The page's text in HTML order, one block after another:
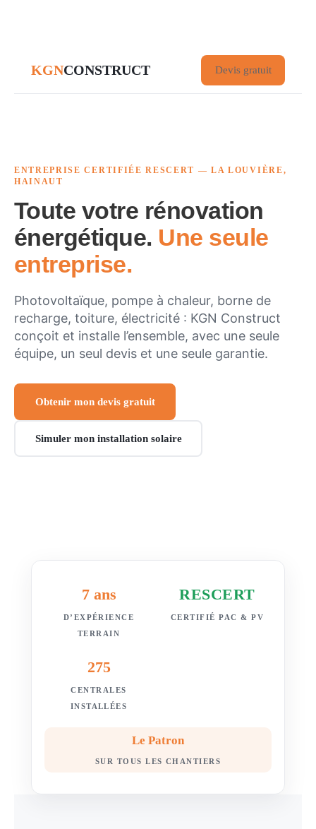
KGNCONSTRUCT Devis gratuit
ENTREPRISE CERTIFIÉE RESCERT — LA LOUVIÈRE,
HAINAUT
Toute votre rénovation
énergétique. Une seule
entreprise.
Photovoltaïque, pompe à chaleur, borne de
recharge, toiture, électricité : KGN Construct
conçoit et installe l’ensemble, avec une seule
équipe, un seul devis et une seule garantie.
Obtenir mon devis gratuit
Simuler mon installation solaire
7 ans
D’EXPÉRIENCE
TERRAIN
RESCERT
CERTIFIÉ PAC & PV
275
CENTRALES
INSTALLÉES
Le Patron
SUR TOUS LES CHANTIERS